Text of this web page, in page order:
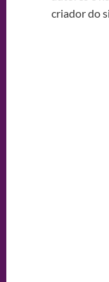
criador do